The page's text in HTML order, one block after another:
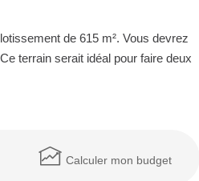
de 615 m². Vous devrez
terrain serait idéal pour faire deux
Calculer mon budget